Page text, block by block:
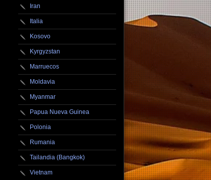
Iran
Italia
Kosovo
Kyrgyzstan
Marruecos
Moldavia
Myanmar
Papua Nueva Guinea
Polonia
Rumania
Tailandia (Bangkok)
Vietnam